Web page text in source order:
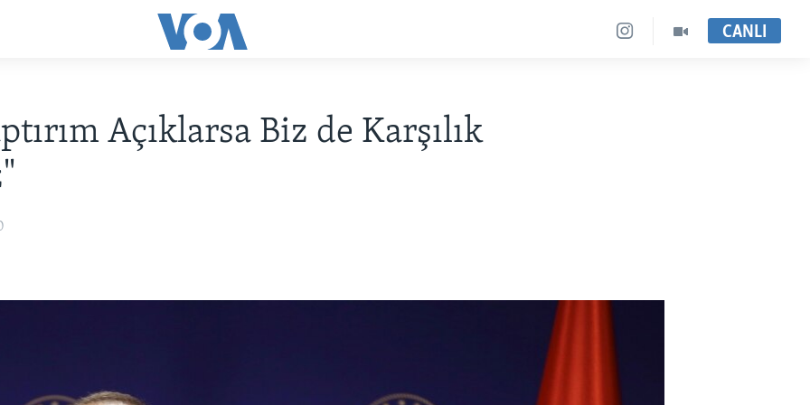
CANLI
Açıklarsa Biz de Karşılık